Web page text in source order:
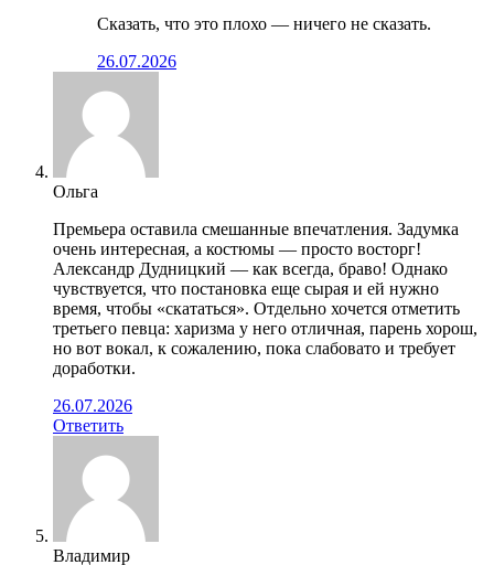
Сказать, что это плохо — ничего не сказать.
26.07.2026
Ольга
Премьера оставила смешанные впечатления. Задумка
очень интересная, а костюмы — просто восторг!
Александр Дудницкий — как всегда, браво! Однако
чувствуется, что постановка еще сырая и ей нужно
время, чтобы «скататься». Отдельно хочется отметить
третьего певца: харизма у него отличная, парень хорош,
но вот вокал, к сожалению, пока слабовато и требует
доработки.
26.07.2026
Ответить
Владимир